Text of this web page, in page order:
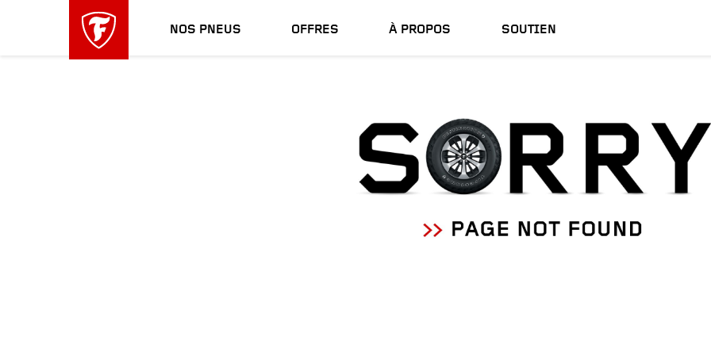
NOS PNEUS OFFRES À PROPOS SOUTIEN
skipped